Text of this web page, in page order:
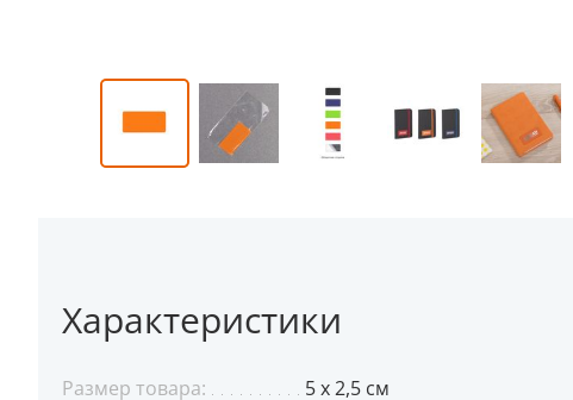
Характеристики
Размер товара:
5 х 2,5 см